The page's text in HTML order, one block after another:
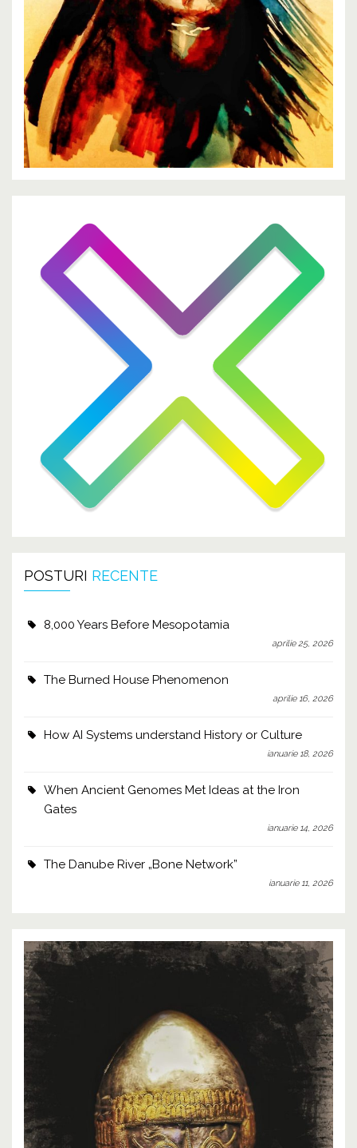
POSTURI RECENTE
8,000 Years Before Mesopotamia
aprilie 25, 2026
The Burned House Phenomenon
aprilie 16, 2026
How AI Systems understand History or Culture
ianuarie 18, 2026
When Ancient Genomes Met Ideas at the Iron
Gates
ianuarie 14, 2026
The Danube River „Bone Network”
ianuarie 11, 2026